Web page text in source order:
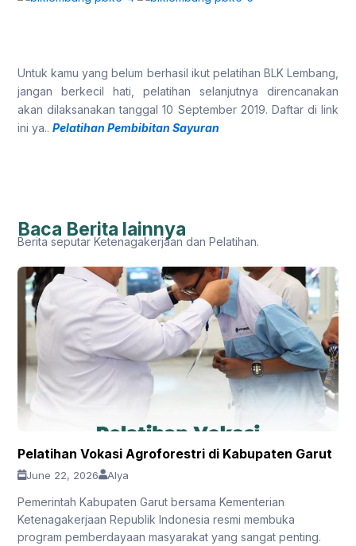
Untuk kamu yang belum berhasil ikut pelatihan BLK Lembang,
jangan berkecil hati, pelatihan selanjutnya direncanakan
akan dilaksanakan tanggal 10 September 2019. Daftar di link
ini ya..Pelatihan Pembibitan Sayuran
Baca Berita lainnya
Berita seputar Ketenagakerjaan dan Pelatihan.
Pelatihan Vokasi Agroforestri di Kabupaten Garut
June 22, 2026 Alya
Pemerintah Kabupaten Garut bersama Kementerian
Ketenagakerjaan Republik Indonesia resmi membuka
program pemberdayaan masyarakat yang sangat penting.